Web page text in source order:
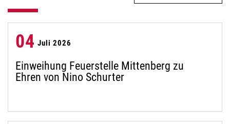
04 Juli 2026
Einweihung Feuerstelle Mittenberg zu
Ehren von Nino Schurter